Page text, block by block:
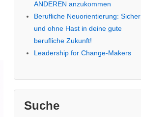
ANDEREN anzukommen
Berufliche Neuorientierung: Sicher
und ohne Hast in deine gute
berufliche Zukunft!
Leadership for Change-Makers
Suche